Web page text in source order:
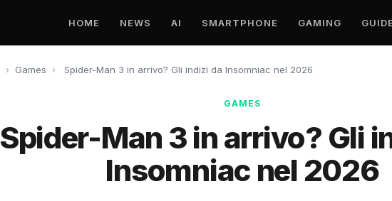
HOME NEWS AI SMARTPHONE GAMING GUIDE
› Games › Spider-Man 3 in arrivo? Gli indizi da Insomniac nel 2026
GAMES
Spider-Man 3 in arrivo? Gli
Insomniac nel 2026